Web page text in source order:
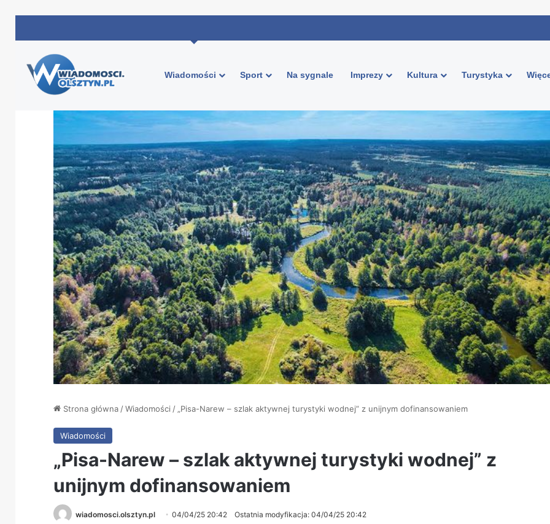
Wiadomości Sport Na sygnale Imprezy Kultura Turystyka
Strona główna /Wiadomości / „Pisa-Narew – szlak aktywnej turystyki wodnej” z unijnym dofinansowaniem
Wiadomości
„Pisa-Narew – szlak aktywnej turystyki wodnej” z
unijnym dofinansowaniem
wiadomosci.olsztyn.pl 04/04/25 20:42 Ostatnia modyfikacja: 04/04/25 20:42